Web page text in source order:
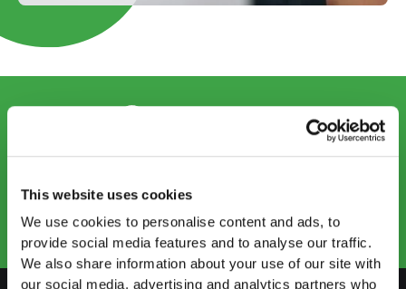
This website uses cookies
We use cookies to personalise content and ads, to
provide social media features and to analyse our traffic.
We also share information about your use of our site with
our social media, advertising and analytics partners who
Book an appointment